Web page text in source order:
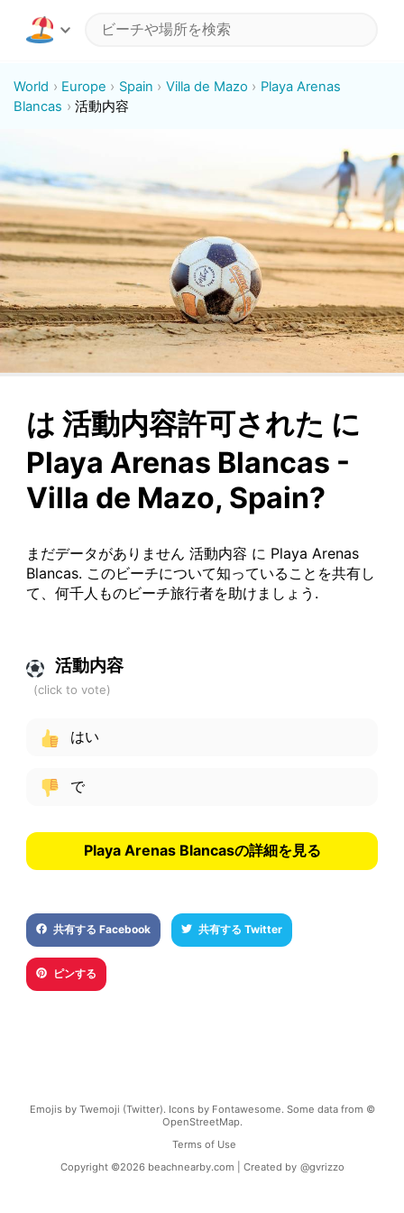
World Europe Spain Villa de Mazo
Playa Arenas
Blancas
活動内容
は 活動内容許可された に
Playa Arenas Blancas -
Villa de Mazo, Spain?
まだデータがありません 活動内容 に Playa Arenas
Blancas. このビーチについて知っていることを共有し
て、何千人ものビーチ旅行者を助けましょう.
活動内容
はい
で
Playa Arenas Blancasの詳細を見る
共有する Facebook 共有する Twitter
ピンする
Emojis by Twemoji (Twitter). Icons by Fontawesome. Some data from ©
OpenStreetMap.
Terms of Use
Copyright ©2026 beachnearby.com | Created by @gvrizzo